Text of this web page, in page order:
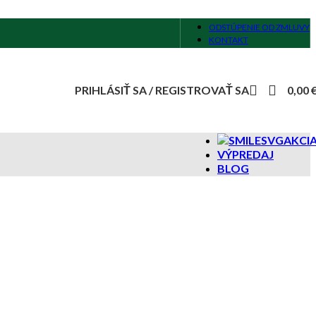
ODSTÚPENIE OD ZMLUVY
KONTAKT
PRIHLÁSIŤ SA / REGISTROVAŤ SA 0,00
VÝPREDAJ
BLOG